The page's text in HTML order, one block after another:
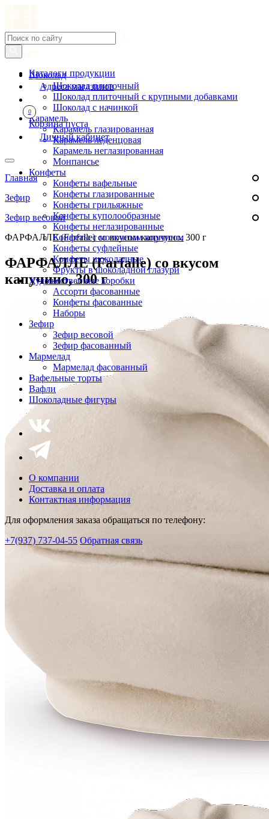
Шоколад
Шоколад плиточный
Шоколад плиточный с крупными добавками
Шоколад с начинкой
Карамель
Карамель глазированная
Карамель леденцовая
Карамель неглазированная
Монпансье
Конфеты
Конфеты вафельные
Конфеты глазированные
Конфеты грильяжные
Конфеты куполообразные
Конфеты неглазированные
Конфеты с молочным корпусом
Конфеты суфлейные
Конфеты шоколадные
Фрукты в шоколадной глазури
Художественные коробки
Ассорти фасованные
Конфеты фасованные
Наборы
Зефир
Зефир весовой
Зефир фасованный
Мармелад
Мармелад фасованный
Вафельные торты
Вафли
Шоколадные фигуры
О компании
Доставка и оплата
Контактная информация
Для оформления заказа обращаться по телефону:
+7(937) 737-04-55 Обратная связь
Каталоги продукции
Адреса магазинов
0
Корзина пуста
Личный кабинет
Главная
Зефир
Зефир весовой
ФАРФАЛЛЕ (Farfalle) со вкусом капучино, 300 г
ФАРФАЛЛЕ (Farfalle) со вкусом
капучино, 300 г